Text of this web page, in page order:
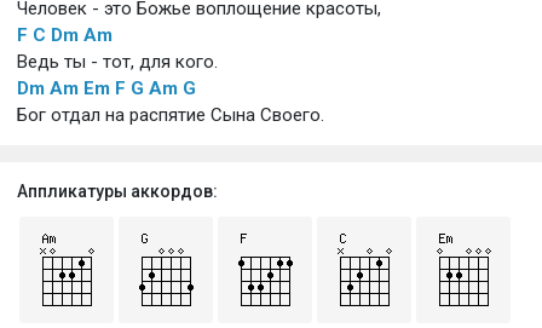
Человек - это Божье воплощение красоты,
F C Dm Am
Ведь ты - тот, для кого.
Dm Am Em F G Am G
Бог отдал на распятие Сына Своего.
Аппликатуры аккордов: